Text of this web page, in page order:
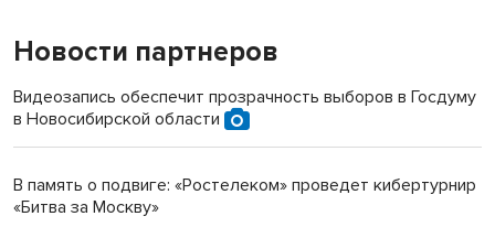
Новости партнеров
Видеозапись обеспечит прозрачность выборов в Госдуму
в Новосибирской области
В память о подвиге: «Ростелеком» проведет кибертурнир
«Битва за Москву»